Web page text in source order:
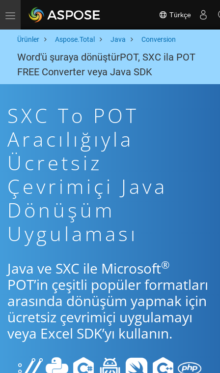
Toggle navigation Türkçe
Ürünler Aspose.Total Java Conversion
Word'ü şuraya dönüştürPOT, SXC ila POT
FREE Converter veya Java SDK
SXC To POT
Aracılığıyla
Ücretsiz
Çevrimiçi Java
Dönüşüm
Uygulaması
Java ve SXC ile Microsoft®
POT’in çeşitli popüler formatları
arasında dönüşüm yapmak için
ücretsiz çevrimiçi uygulamayı
veya Excel SDK’yı kullanın.